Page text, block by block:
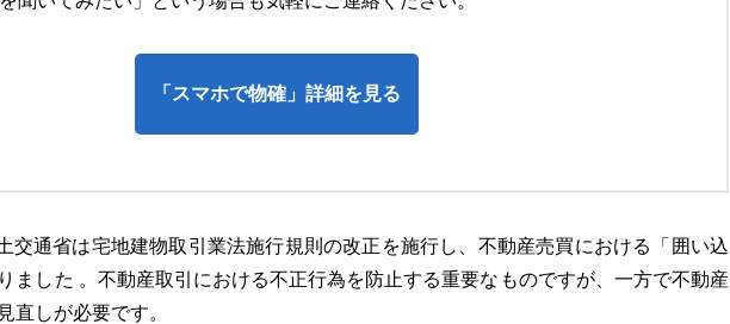
「スマホで物確」詳細を見る
交通省は宅地建物取引業法施行規則の改正を施行し、不動産売買における「囲い込
ました 。不動産取引における不正行為を防止する重要なものですが、一方で不動産
直しが必要です。